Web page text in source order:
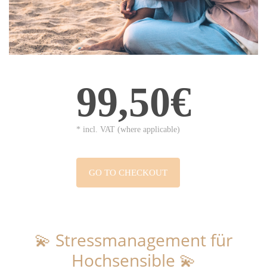
99,50€
* incl. VAT (where applicable)
GO TO CHECKOUT
💫 Stressmanagement für
Hochsensible 💫